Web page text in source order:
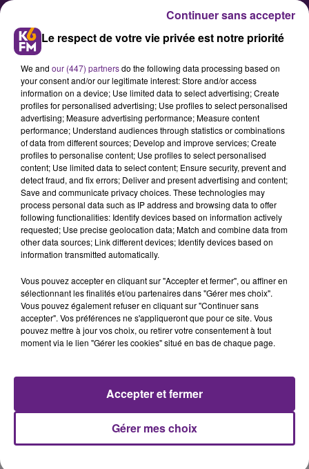
Week-end du 1er mai : les
prévisions de Bison Futé
Une circulation soutenue est à
nouveau attendue tout le week-
end du 28 avril au 2 mai, en raison
notamment de la fin des vacances
prévisions de Bison Futé, en
particulier pour la Bourgogne
Le respect de votre vie privée est notre priorité
We and our (447) partnersdo the following data processing based on
your consent and/or our legitimate interest: Store and/or access
information on a device; Use limited data to select advertising; Create
profiles for personalised advertising; Use profiles to select personalised
advertising; Measure advertising performance; Measure content
performance; Understand audiences through statistics or combinations
of data from different sources; Develop and improve services; Create
profiles to personalise content; Use profiles to select personalised
content; Use limited data to select content; Ensure security, prevent and
detect fraud, and fix errors; Deliver and present advertising and content;
Save and communicate privacy choices. These technologies may
process personal data such as IP address and browsing data to offer
following functionalities: Identify devices based on information actively
requested; Use precise geolocation data; Match and combine data from
other data sources; Link different devices; Identify devices based on
information transmitted automatically.
Vous pouvez accepter en cliquant sur "Accepter et fermer", ou affiner en
sélectionnant les finalités et/ou partenaires dans "Gérer mes choix".
Vous pouvez également refuser en cliquant sur "Continuer sans
accepter". Vos préférences ne s'appliqueront que pour ce site. Vous
pouvez mettre à jour vos choix, ou retirer votre consentement à tout
moment via le lien "Gérer les cookies" situé en bas de chaque page.
Gérer mes choix
Accepter et fermer
Continuer sans accepter